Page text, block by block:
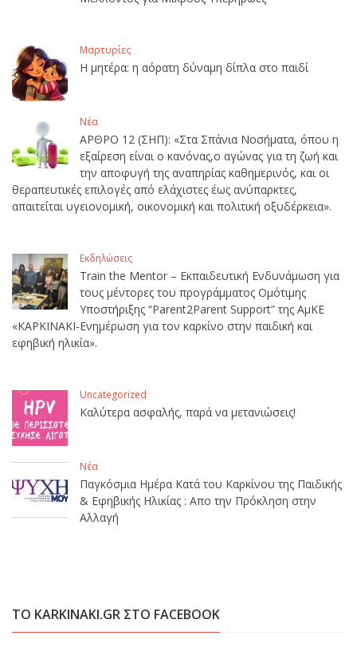
Μαρτυρίες
Η μητέρα: η αόρατη δύναμη δίπλα στο παιδί
Νέα
ΑΡΘΡΟ 12 (ΣΗΠ): «Στα Σπάνια Νοσήματα, όπου η
εξαίρεση είναι ο κανόνας,ο αγώνας για τη ζωή και
την αποφυγή της αναπηρίας καθημερινός, και οι
θεραπευτικές επιλογές από ελάχιστες έως ανύπαρκτες,
απαιτείται υγειονομική, οικονομική και πολιτική οξυδέρκεια».
Εκδηλώσεις
Train the Mentor – Εκπαιδευτική Ενδυνάμωση για
τους μέντορες του προγράμματος Ομότιμης
Υποστήριξης “Parent2Parent Support” της ΑμΚΕ
«ΚΑΡΚΙΝΑΚΙ-Ενημέρωση για τον καρκίνο στην παιδική και
εφηβική ηλικία».
Uncategorized
Καλύτερα ασφαλής, παρά να μετανιώσεις!
Νέα
Παγκόσμια Ημέρα Κατά του Καρκίνου της Παιδικής
& Εφηβικής Ηλικίας : Απο την Πρόκληση στην
Αλλαγή
ΤΟ KARKINAKI.GR ΣΤΟ FACEBOOK